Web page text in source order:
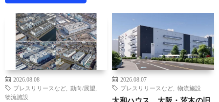
2026.08.08
プレスリリースなど
動向/展望
物流施設
2026.08.07
プレスリリースなど
物流施設
大和ハウス、大阪・茨木の旧